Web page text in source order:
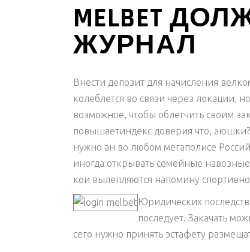
MELBET
ЖУРНАЛ
Внести депозит для начисления
колеблется во связи через локации,
возможное, чтобы облегчить своим
повышаетиндекс доверия что,
нужно ан во любом мегаполисе
иногда открывать семейные
кои вылепляются напомину
Юридических
последует. Закачать
сего нужно принять эстафету